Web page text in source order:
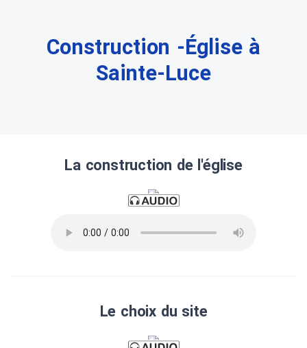
Construction -Église à
Sainte-Luce
La construction de l'église
Le choix du site